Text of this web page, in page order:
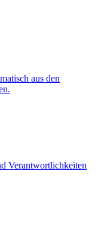
aus den
Verantwortlichkeiten